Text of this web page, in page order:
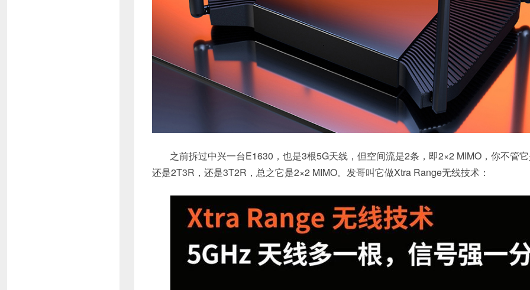
之前拆过中兴一台E1630，也是3根5G天线，但空间流是2条，即2×2 MIMO，你不管
还是2T3R，还是3T2R，总之它是2×2 MIMO。发哥叫它做Xtra Range无线技术：